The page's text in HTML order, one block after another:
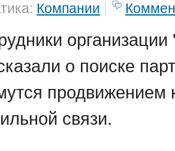
Компании
о поиске
продвижением
связи.